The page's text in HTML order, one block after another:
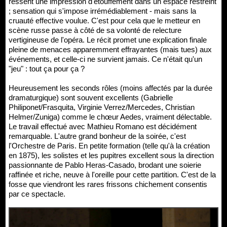
; sensation qui s'impose irrémédiablement - mais sans la
cruauté effective voulue. C'est pour cela que le metteur en
scène russe passe à côté de sa volonté de relecture
vertigineuse de l'opéra. Le récit promet une explication finale
pleine de menaces apparemment effrayantes (mais tues) aux
événements, et celle-ci ne survient jamais. Ce n'était qu'un
"jeu" : tout ça pour ça ?
Heureusement les seconds rôles (moins affectés par la durée
dramaturgique) sont souvent excellents (Gabrielle
Philiponet/Frasquita, Virginie Verrez/Mercedes, Christian
Helmer/Zuniga) comme le chœur Aedes, vraiment délectable.
Le travail effectué avec Mathieu Romano est décidément
remarquable. L'autre grand bonheur de la soirée, c'est
l'Orchestre de Paris. En petite formation (telle qu'à la création
en 1875), les solistes et les pupitres excellent sous la direction
passionnante de Pablo Heras-Casado, brodant une soierie
raffinée et riche, neuve à l'oreille pour cette partition. C'est de la
fosse que viendront les rares frissons chichement consentis
par ce spectacle.